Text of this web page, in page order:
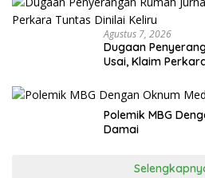
Agustus 7, 2026
Dugaan
Usai, Klaim
Polemik MBG
Damai